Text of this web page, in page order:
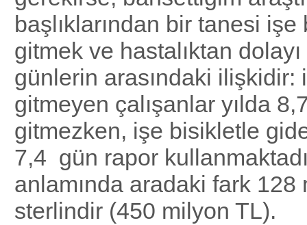
başlıklarından bir tanesi
gitmek ve hastalıktan
günlerin arasındaki ilişkidir:
gitmeyen çalışanlar yılda
gitmezken, işe bisikletle
7,4 gün rapor
anlamında aradaki fark 128
sterlindir (450 milyon TL).